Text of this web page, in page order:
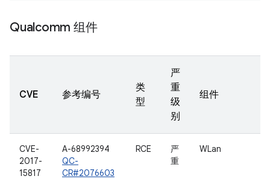
Qualcomm 组件
CVE 参考编号
类
型
严
重
级
别
组件
CVE-
2017-
15817
A-68992394
QC-
CR#2076603
RCE
严
重
WLan